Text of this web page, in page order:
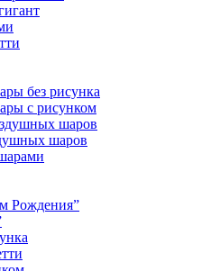
без рисунка
с рисунком
шаров
шаров
Рождения”